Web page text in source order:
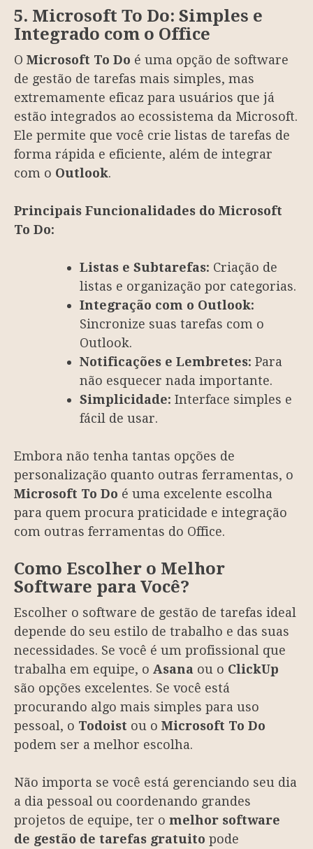
5. Microsoft To Do: Simples e
Integrado com o Office
O Microsoft To Do é uma opção de software
de gestão de tarefas mais simples, mas
extremamente eficaz para usuários que já
estão integrados ao ecossistema da Microsoft.
Ele permite que você crie listas de tarefas de
forma rápida e eficiente, além de integrar
com o Outlook.
Principais Funcionalidades do Microsoft
To Do:
Listas e Subtarefas: Criação de
listas e organização por categorias.
Integração com o Outlook:
Sincronize suas tarefas com o
Outlook.
Notificações e Lembretes: Para
não esquecer nada importante.
Simplicidade: Interface simples e
fácil de usar.
Embora não tenha tantas opções de
personalização quanto outras ferramentas, o
Microsoft To Do é uma excelente escolha
para quem procura praticidade e integração
com outras ferramentas do Office.
Como Escolher o Melhor
Software para Você?
Escolher o software de gestão de tarefas ideal
depende do seu estilo de trabalho e das suas
necessidades. Se você é um profissional que
trabalha em equipe, o Asana ou o ClickUp
são opções excelentes. Se você está
procurando algo mais simples para uso
pessoal, o Todoist ou o Microsoft To Do
podem ser a melhor escolha.
Não importa se você está gerenciando seu dia
a dia pessoal ou coordenando grandes
projetos de equipe, ter o melhor software
de gestão de tarefas gratuito pode